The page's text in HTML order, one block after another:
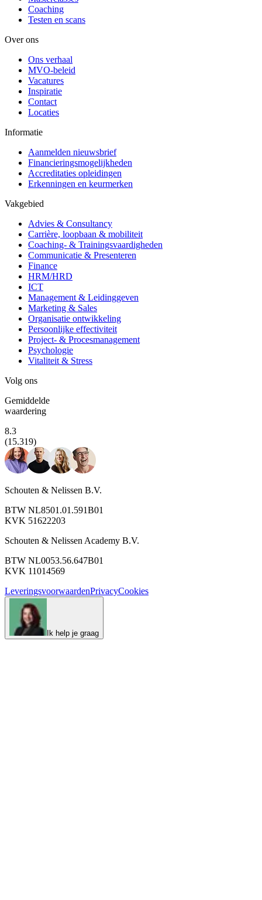
Coaching
Testen en scans
Over ons
Ons verhaal
MVO-beleid
Vacatures
Inspiratie
Contact
Locaties
Informatie
Aanmelden nieuwsbrief
Financieringsmogelijkheden
Accreditaties opleidingen
Erkenningen en keurmerken
Vakgebied
Advies & Consultancy
Carrière, loopbaan & mobiliteit
Coaching- & Trainingsvaardigheden
Communicatie & Presenteren
Finance
HRM/HRD
ICT
Management & Leidinggeven
Marketing & Sales
Organisatie ontwikkeling
Persoonlijke effectiviteit
Project- & Procesmanagement
Psychologie
Vitaliteit & Stress
Volg ons
Gemiddelde
waardering
8.3
(15.319)
Schouten & Nelissen B.V.
BTW NL8501.01.591B01
KVK 51622203
Schouten & Nelissen Academy B.V.
BTW NL0053.56.647B01
KVK 11014569
LeveringsvoorwaardenPrivacyCookies
Ik help je graag